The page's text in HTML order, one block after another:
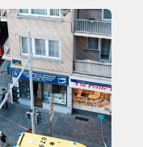
verder uit
de